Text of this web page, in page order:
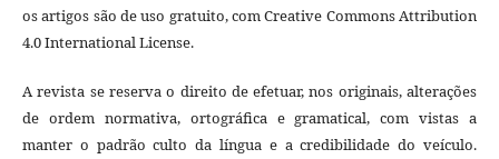
os artigos são de uso gratuito, com Creative Commons Attribution
4.0 International License.
A revista se reserva o direito de efetuar, nos originais, alterações
de ordem normativa, ortográfica e gramatical, com vistas a
manter o padrão culto da língua e a credibilidade do veículo.